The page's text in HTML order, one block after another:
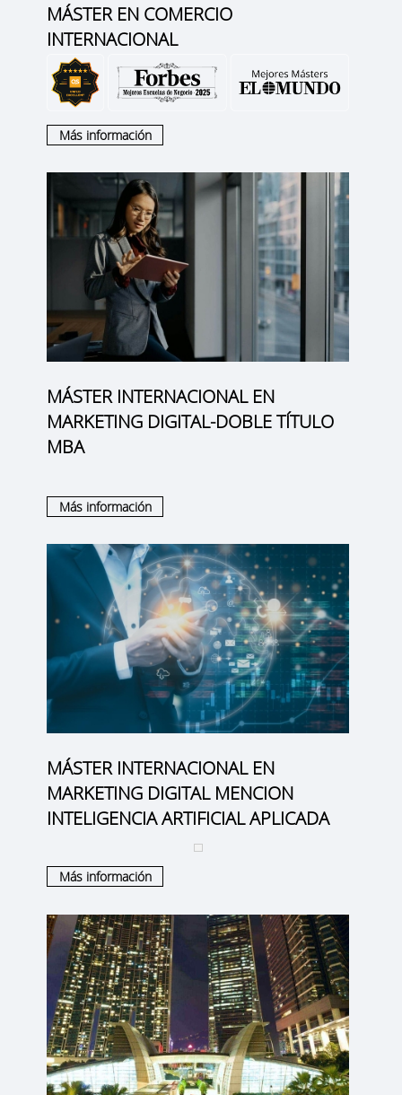
MÁSTER EN COMERCIO
INTERNACIONAL
Más información
MÁSTER INTERNACIONAL EN
MARKETING DIGITAL-DOBLE TÍTULO
MBA
Más información
MÁSTER INTERNACIONAL EN
MARKETING DIGITAL MENCION
INTELIGENCIA ARTIFICIAL APLICADA
Más información